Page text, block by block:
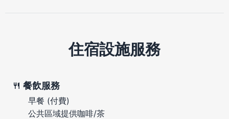
住宿設施服務
餐飲服務
早餐 (付費)
公共區域提供咖啡/茶